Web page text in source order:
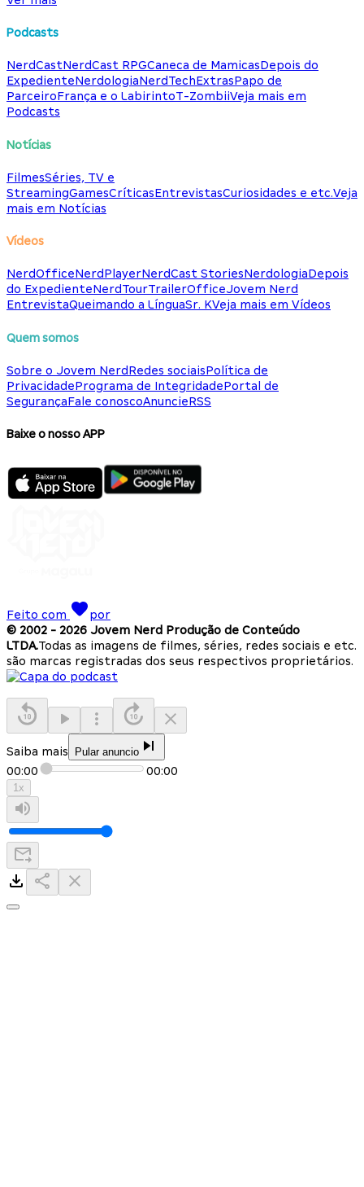
Podcasts
NerdCastNerdCast RPGCaneca de MamicasDepois do
ExpedienteNerdologiaNerdTechExtrasPapo de
ParceiroFrança e o LabirintoT-ZombiiVeja mais em
Podcasts
Notícias
FilmesSéries, TV e
StreamingGamesCríticasEntrevistasCuriosidades e etc.Veja
mais em Notícias
Vídeos
NerdOfficeNerdPlayerNerdCast StoriesNerdologiaDepois
do ExpedienteNerdTourTrailerOfficeJovem Nerd
EntrevistaQueimando a LínguaSr. KVeja mais em Vídeos
Quem somos
Sobre o Jovem NerdRedes sociaisPolítica de
PrivacidadePrograma de IntegridadePortal de
SegurançaFale conoscoAnuncieRSS
Baixe o nosso APP
Feito com
por
© 2002 - 2026 Jovem Nerd Produção de Conteúdo
LTDA.Todas as imagens de filmes, séries, redes sociais e etc.
são marcas registradas dos seus respectivos proprietários.
Saiba mais Pular anuncio
00:00 00:00
1x